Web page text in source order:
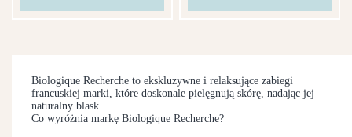
Biologique Recherche to ekskluzywne i relaksujące zabiegi
francuskiej marki, które doskonale pielęgnują skórę, nadając jej
naturalny blask.
Co wyróżnia markę Biologique Recherche?